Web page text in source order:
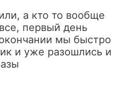
а кто то вообще
первый день
мы быстро
и уже разошлись и